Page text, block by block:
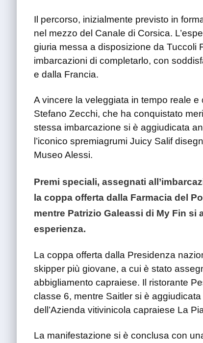
Il percorso, inizialmente previsto in
nel mezzo del Canale di Corsica.
giuria messa a disposizione da Tuccoli
imbarcazioni di completarlo, con
e dalla Francia.
A vincere la veleggiata in tempo reale
Stefano Zecchi, che ha conquistato
stessa imbarcazione si è aggiudicata
l’iconico spremiagrumi Juicy Salif
Museo Alessi.
Premi speciali, assegnati
la coppa offerta dalla Farmacia del
mentre Patrizio Galeassi di My Fin
esperienza.
La coppa offerta dalla Presidenza
skipper più giovane, a cui è stato
abbigliamento capraiese. Il ristorante
classe 6, mentre Saitler si è
dell’Azienda vitivinicola capraiese La
La manifestazione si è conclusa con